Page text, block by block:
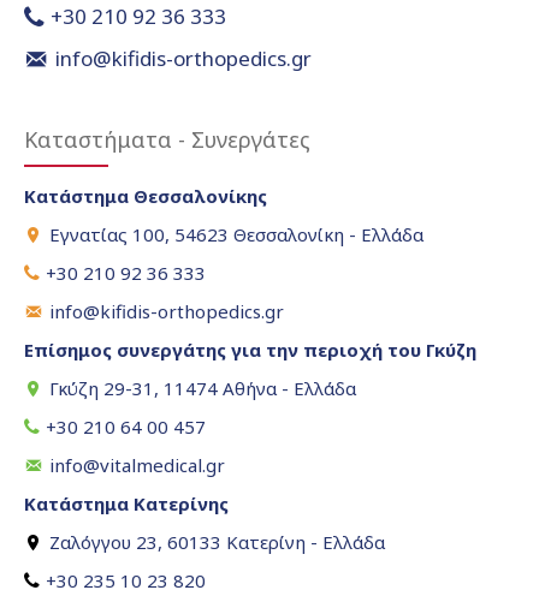
+30 210 92 36 333
info@kifidis-orthopedics.gr
Καταστήματα - Συνεργάτες
Κατάστημα Θεσσαλονίκης
Εγνατίας 100, 54623 Θεσσαλονίκη - Ελλάδα
+30 210 92 36 333
info@kifidis-orthopedics.gr
Επίσημος συνεργάτης για την περιοχή του Γκύζη
Γκύζη 29-31, 11474 Αθήνα - Ελλάδα
+30 210 64 00 457
info@vitalmedical.gr
Κατάστημα Κατερίνης
Ζαλόγγου 23, 60133 Κατερίνη - Ελλάδα
+30 235 10 23 820